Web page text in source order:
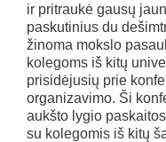
ir pritraukė gausų
paskutinius du
žinoma mokslo
kolegoms iš kitų
prisidėjusių prie
organizavimo. Ši
aukšto lygio
su kolegomis iš kitų